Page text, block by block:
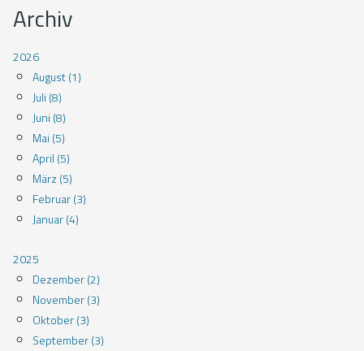
Archiv
2026
August (1)
Juli (8)
Juni (8)
Mai (5)
April (5)
März (5)
Februar (3)
Januar (4)
2025
Dezember (2)
November (3)
Oktober (3)
September (3)